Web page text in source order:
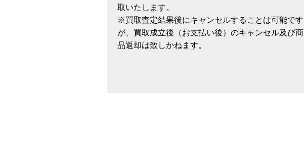
取いたします。
※買取査定結果後にキャンセルすることは可能です
が、買取成立後（お支払い後）のキャンセル及び商
品返却は致しかねます。